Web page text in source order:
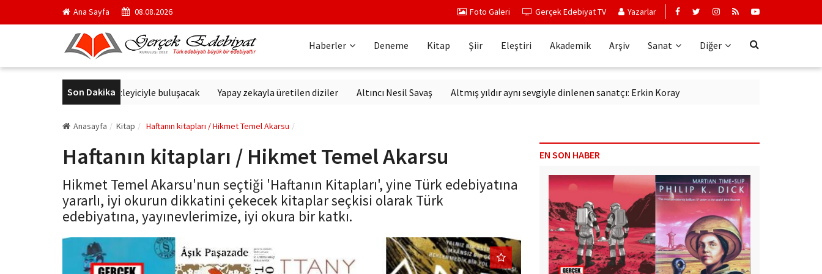
Ana Sayfa 08.08.2026 Foto Galeri Gerçek Edebiyat TV Yazarlar
Haberler Deneme Kitap Şiir Eleştiri Akademik Arşiv Sanat Diğer
Son Dakika
Hayvan Dostları izleyiciyle buluşacak Yapay zekayla üretilen diziler Altıncı Nesil Savaş Altmış yıldır aynı sevgiyle dinlenen sanatçı: Erkin Koray
Anasayfa Kitap Haftanın kitapları / Hikmet Temel Akarsu
Haftanın kitapları / Hikmet Temel Akarsu
Hikmet Temel Akarsu'nun seçtiği 'Haftanın Kitapları', yine Türk edebiyatına
yararlı, iyi okurun dikkatini çekecek kitaplar seçkisi olarak Türk
edebiyatına, yayınevlerimize, iyi okura bir katkı.
EN SON HABER